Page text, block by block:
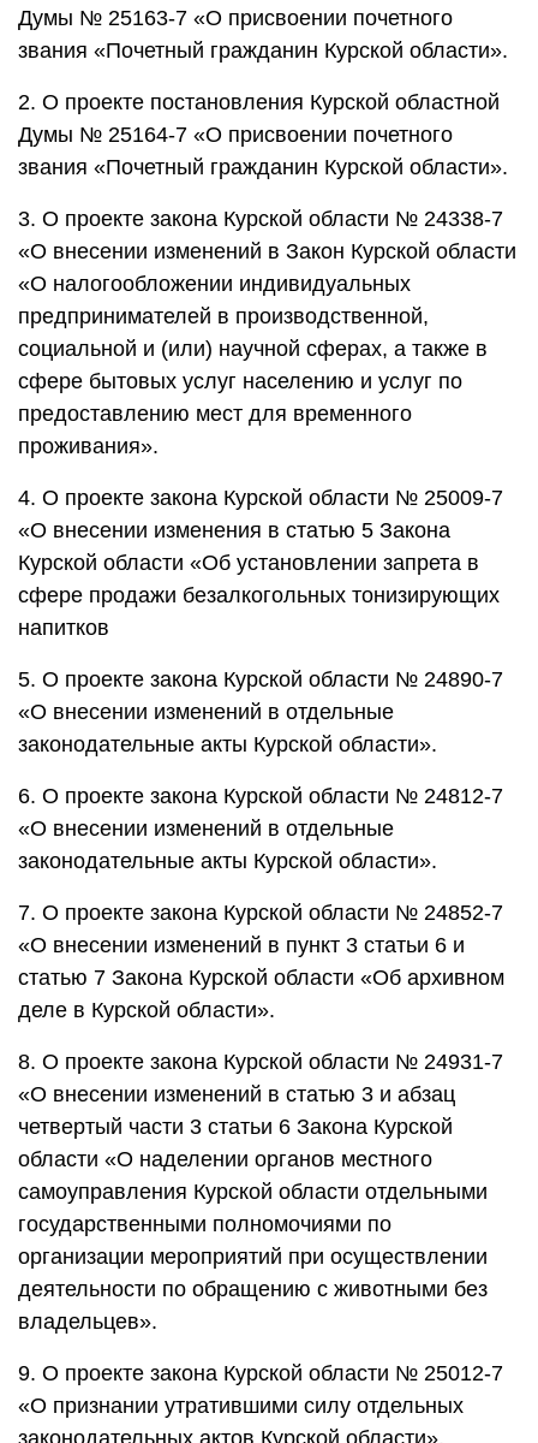
Думы № 25163-7 «О присвоении почетного
звания «Почетный гражданин Курской области».
2. О проекте постановления Курской областной
Думы № 25164-7 «О присвоении почетного
звания «Почетный гражданин Курской области».
3. О проекте закона Курской области № 24338-7
«О внесении изменений в Закон Курской области
«О налогообложении индивидуальных
предпринимателей в производственной,
социальной и (или) научной сферах, а также в
сфере бытовых услуг населению и услуг по
предоставлению мест для временного
проживания».
4. О проекте закона Курской области № 25009-7
«О внесении изменения в статью 5 Закона
Курской области «Об установлении запрета в
сфере продажи безалкогольных тонизирующих
напитков
5. О проекте закона Курской области № 24890-7
«О внесении изменений в отдельные
законодательные акты Курской области».
6. О проекте закона Курской области № 24812-7
«О внесении изменений в отдельные
законодательные акты Курской области».
7. О проекте закона Курской области № 24852-7
«О внесении изменений в пункт 3 статьи 6 и
статью 7 Закона Курской области «Об архивном
деле в Курской области».
8. О проекте закона Курской области № 24931-7
«О внесении изменений в статью 3 и абзац
четвертый части 3 статьи 6 Закона Курской
области «О наделении органов местного
самоуправления Курской области отдельными
государственными полномочиями по
организации мероприятий при осуществлении
деятельности по обращению с животными без
владельцев».
9. О проекте закона Курской области № 25012-7
«О признании утратившими силу отдельных